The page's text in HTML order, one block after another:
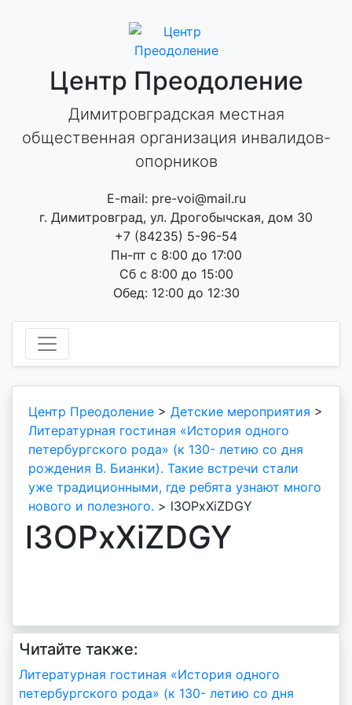
Центр Преодоление
Димитровградская местная
общественная организация инвалидов-
опорников
E-mail: pre-voi@mail.ru
г. Димитровград, ул. Дрогобычская, дом 30
+7 (84235) 5-96-54
Пн-пт с 8:00 до 17:00
Сб с 8:00 до 15:00
Обед: 12:00 до 12:30
Центр Преодоление > Детские мероприятия >
Литературная гостиная «История одного
петербургского рода» (к 130- летию со дня
рождения В. Бианки). Такие встречи стали
уже традиционными, где ребята узнают много
нового и полезного. > l3OPxXiZDGY
l3OPxXiZDGY
Читайте также:
Навигация
Литературная гостиная «История одного
петербургского рода» (к 130- летию со дня